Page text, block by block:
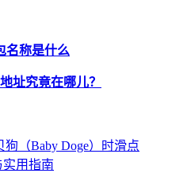
名称是什么
址究竟在哪儿？